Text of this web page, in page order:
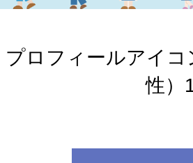
プロフィールアイ
性）